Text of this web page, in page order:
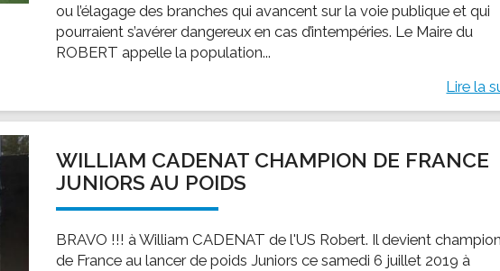
ou l’élagage des branches qui avancent sur la voie publique et qui
pourraient s’avérer dangereux en cas d’intempéries. Le Maire du
ROBERT appelle la population...
Lire la
WILLIAM CADENAT CHAMPION DE FRANCE
JUNIORS AU POIDS
BRAVO !!! à William CADENAT de l'US Robert. Il devient champion
de France au lancer de poids Juniors ce samedi 6 juillet 2019 à